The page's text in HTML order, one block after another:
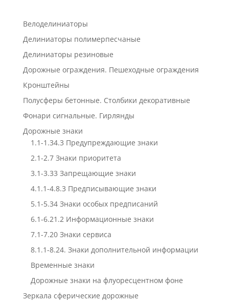
Велоделиниаторы
Делиниаторы полимерпесчаные
Делиниаторы резиновые
Дорожные ограждения. Пешеходные ограждения
Кронштейны
Полусферы бетонные. Столбики декоративные
Фонари сигнальные. Гирлянды
Дорожные знаки
1.1-1.34.3 Предупреждающие знаки
2.1-2.7 Знаки приоритета
3.1-3.33 Запрещающие знаки
4.1.1-4.8.3 Предписывающие знаки
5.1-5.34 Знаки особых предписаний
6.1-6.21.2 Информационные знаки
7.1-7.20 Знаки сервиса
8.1.1-8.24. Знаки дополнительной информации
Временные знаки
Дорожные знаки на флуоресцентном фоне
Зеркала сферические дорожные